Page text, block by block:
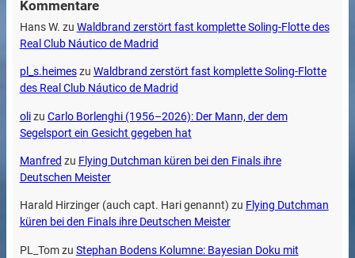
Kommentare
Hans W. zu Waldbrand zerstört fast komplette Soling-Flotte des
Real Club Náutico de Madrid
pl_s.heimeszu Waldbrand zerstört fast komplette Soling-Flotte
des Real Club Náutico de Madrid
olizu Carlo Borlenghi (1956–2026): Der Mann, der dem
Segelsport ein Gesicht gegeben hat
Manfred zu Flying Dutchman küren bei den Finals ihre
Deutschen Meister
Harald Hirzinger (auch capt. Hari genannt) zu Flying Dutchman
küren bei den Finals ihre Deutschen Meister
PL_Tomzu Stephan Bodens Kolumne: Bayesian Doku mit